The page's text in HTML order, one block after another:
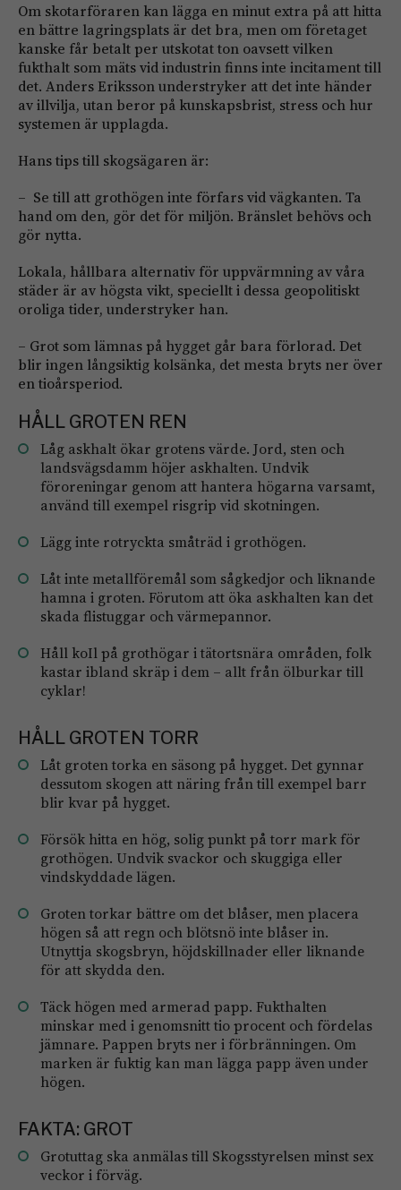
Om skotarföraren kan lägga en minut extra på att ­hitta
en bättre lagringsplats är det bra, men om företaget
kanske får betalt per utskotat ton oavsett vilken
fukthalt som mäts vid industrin finns inte incitament till
det. Anders Eriksson understryker att det inte händer
av illvilja, utan beror på kunskapsbrist, stress och hur
systemen är upplagda.
Hans tips till skogsägaren är:
– Se till att grothögen inte förfars vid vägkanten. Ta
hand om den, gör det för miljön. Bränslet behövs och
gör nytta.
Lokala, hållbara alternativ för uppvärmning av våra
städer är av högsta vikt, speciellt i dessa geopolitiskt
oroliga tider, understryker han.
– Grot som lämnas på hygget går bara förlorad. Det
blir ingen långsiktig kolsänka, det mesta bryts ner över
en tioårsperiod.
HÅLL GROTEN REN
Låg askhalt ökar grotens värde. Jord, sten och
landsvägsdamm höjer askhalten. Undvik
föroreningar genom att hantera högarna ­varsamt,
använd till exempel risgrip vid skotningen.
Lägg inte rotryckta småträd i grothögen.
Låt inte metallföremål som sågkedjor och ­liknande
hamna i groten. Förutom att öka askhalten kan det
skada flistuggar och ­värmepannor.
Håll koIl på grothögar i tätortsnära områden, folk
kastar ibland skräp i dem – allt från ölburkar till
cyklar!
HÅLL GROTEN TORR
Låt groten torka en säsong på hygget. Det gynnar
dessutom skogen att näring från till exempel barr
blir kvar på hygget.
Försök hitta en hög, solig punkt på torr mark för
grothögen. Undvik svackor och skuggiga eller
vindskyddade lägen.
Groten torkar bättre om det blåser, men ­placera
högen så att regn och blötsnö inte blåser in.
Utnyttja skogsbryn, höjdskillnader eller liknande
för att skydda den.
Täck högen med armerad papp. Fukthalten
minskar med i genomsnitt tio procent och fördelas
jämnare. Pappen bryts ner i för­bränningen. Om
marken är fuktig kan man lägga papp även under
högen.
FAKTA: GROT
Grotuttag ska anmälas till Skogsstyrelsen minst sex
veckor i förväg.